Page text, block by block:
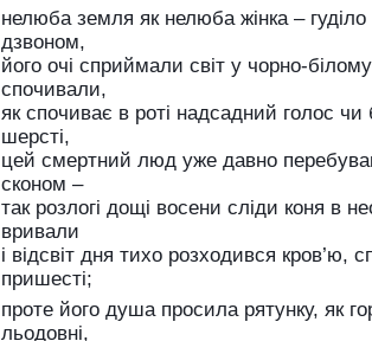
нелюба земля як нелюба жінка –
дзвоном,
його очі сприймали світ у чорно-
спочивали,
як спочиває в роті надсадний голос чи
шерсті,
цей смертний люд уже давно
сконом –
так розлогі дощі восени сліди коня в
вривали
і відсвіт дня тихо розходився кров’ю,
пришесті;
проте його душа просила рятунку, як
льодовні,